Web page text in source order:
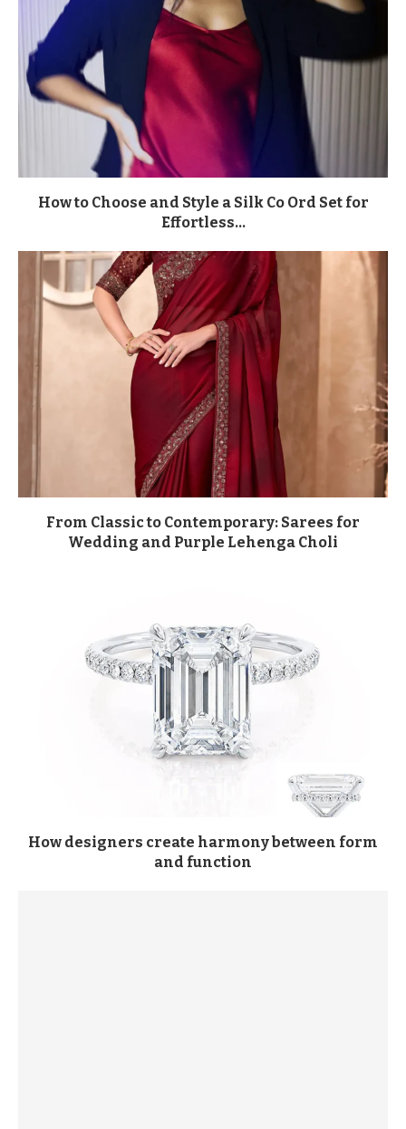
How to Choose and Style a Silk Co Ord Set for
Effortless...
From Classic to Contemporary: Sarees for
Wedding and Purple Lehenga Choli
How designers create harmony between form
and function